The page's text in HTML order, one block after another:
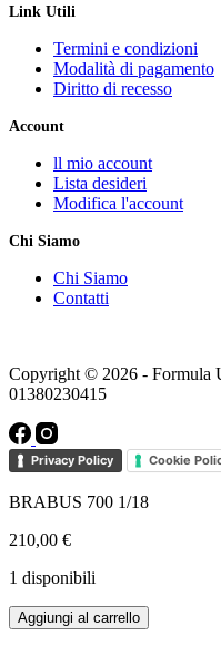
Link Utili
Termini e condizioni
Modalità di pagamento
Diritto di recesso
Account
ll mio account
Lista desideri
Modifica l'account
Chi Siamo
Chi Siamo
Contatti
Copyright © 2026 - Formula
01380230415
Privacy Policy Cookie
BRABUS 700 1/18
210,00 €
1 disponibili
BRABUS
700
Aggiungi al carrello